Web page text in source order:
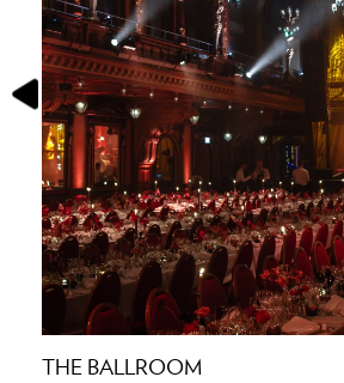
THE BALLROOM